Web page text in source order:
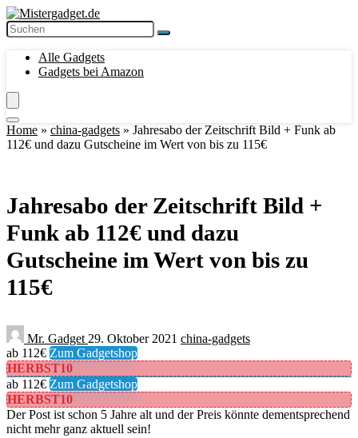
Alle Gadgets
Gadgets bei Amazon
Home » china-gadgets » Jahresabo der Zeitschrift Bild + Funk ab
112€ und dazu Gutscheine im Wert von bis zu 115€
Jahresabo der Zeitschrift Bild +
Funk ab 112€ und dazu
Gutscheine im Wert von bis zu
115€
Mr. Gadget 29. Oktober 2021 china-gadgets
ab 112€ Zum Gadgetshop
HERBST10
ab 112€ Zum Gadgetshop
HERBST10
Der Post ist schon 5 Jahre alt und der Preis könnte dementsprechend
nicht mehr ganz aktuell sein!